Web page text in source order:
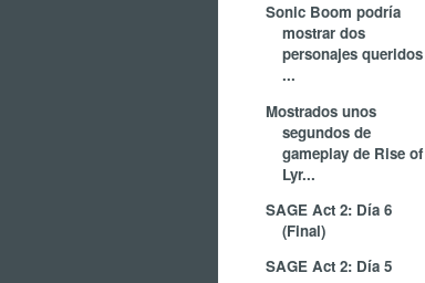
Sonic Boom podría
mostrar dos
personajes queridos
...
Mostrados unos
segundos de
gameplay de Rise of
Lyr...
SAGE Act 2: Día 6
(Final)
SAGE Act 2: Día 5